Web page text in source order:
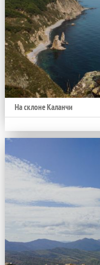
На склоне Каланчи